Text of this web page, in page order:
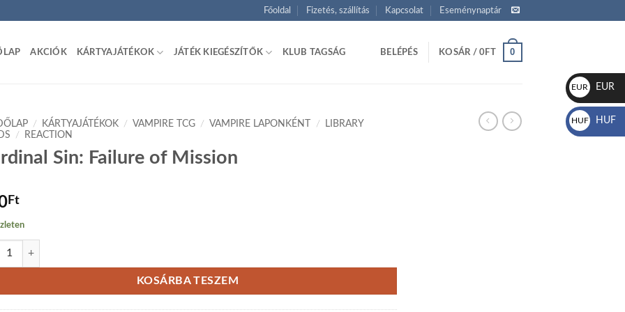
Főoldal Fizetés, szállítás Kapcsolat Eseménynaptár
AKCIÓK KÁRTYAJÁTÉKOK JÁTÉK KIEGÉSZÍTŐK KLUB TAGSÁG BELÉPÉS KOSÁR /0FT 0
/ KÁRTYAJÁTÉKOK / VAMPIRE TCG / VAMPIRE LAPONKÉNT /
LIBRARY
/ REACTION
Sin: Failure of Mission
Ft
Sin: Failure of Mission mennyiség
KOSÁRBA TESZEM
EUR
€
EUR
HUF
Ft
HUF